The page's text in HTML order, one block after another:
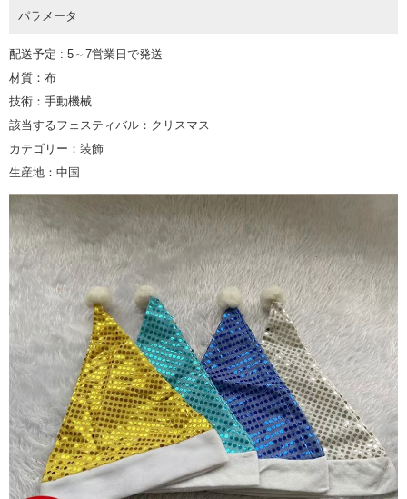
パラメータ
配送予定 : 5～7営業日で発送
材質：布
技術：手動機械
該当するフェスティバル：クリスマス
カテゴリー：装飾
生産地：中国